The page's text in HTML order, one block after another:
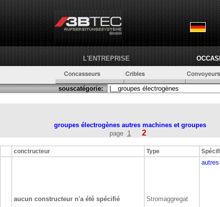
L'ENTREPRISE
souscatégorie:
groupes électrogènes autres machines et groupes
page 1 2
conctructeur Type
aucun constructeur n'a été spécifié Stromaggregat